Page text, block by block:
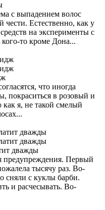
с выпадением волос
чести. Естественно, как у
на эксперименты с
кого-то кроме Дона...
что иногда
покраситься в розовый и
я, не такой смелый
дважды
предупреждения. Первый
тысячу раз. Во-
сняли с куклы барби.
и расчесывать. Во-